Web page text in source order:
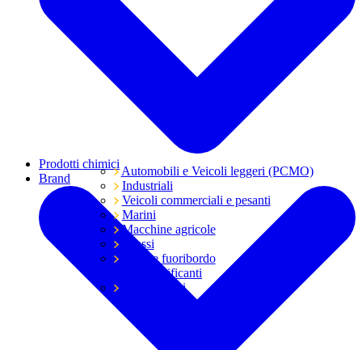
Automobili e Veicoli leggeri (PCMO)
Industriali
Veicoli commerciali e pesanti
Marini
Macchine agricole
Grassi
Moto e fuoribordo
Tutti i lubrificanti
Trasmissioni
Prodotti chimici
Brand